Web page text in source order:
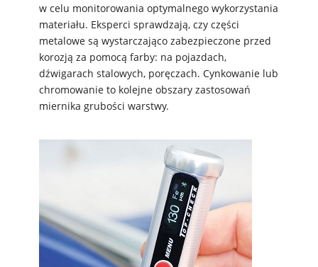
w celu monitorowania optymalnego wykorzystania
materiału. Eksperci sprawdzają, czy części
metalowe są wystarczająco zabezpieczone przed
korozją za pomocą farby: na pojazdach,
dźwigarach stalowych, poręczach. Cynkowanie lub
chromowanie to kolejne obszary zastosowań
miernika grubości warstwy.